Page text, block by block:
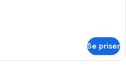
Se priser